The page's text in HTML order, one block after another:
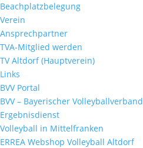
Beachplatzbelegung
Verein
Ansprechpartner
TVA-Mitglied werden
TV Altdorf (Hauptverein)
Links
BVV Portal
BVV – Bayerischer Volleyballverband
Ergebnisdienst
Volleyball in Mittelfranken
ERREA Webshop Volleyball Altdorf